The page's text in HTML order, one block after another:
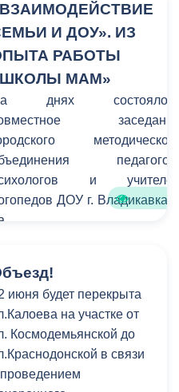
И ДОУ». ИЗ
РАБОТЫ
МАМ»
днях
и
ДОУ г.
опыта работы ДОУ № 81.
июня будет перекрыта
на участке от
Космодемьянской до
в связи